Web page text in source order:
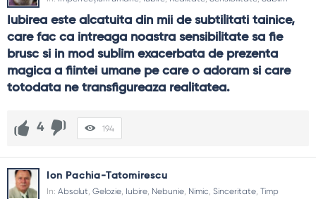
Iubirea este alcatuita din mii de subtilitati tainice,
care fac ca intreaga noastra sensibilitate sa fie
brusc si in mod sublim exacerbata de prezenta
magica a fiintei umane pe care o adoram si care
totodata ne transfigureaza realitatea.
4 194
Ion Pachia-Tatomirescu
In: Absolut, Gelozie, Iubire, Nebunie, Nimic, Sinceritate, Timp